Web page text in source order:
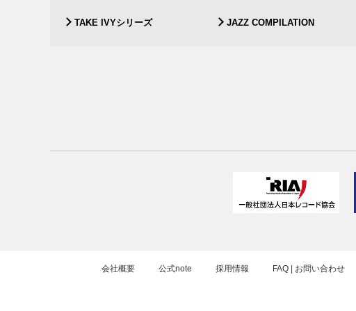
TAKE IVYシリーズ JAZZ COMPILATION
会社概要 公式note 採用情報 FAQ | お問い合わせ